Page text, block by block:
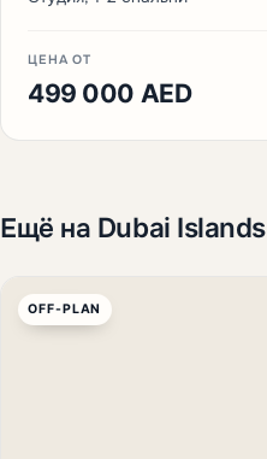
ЦЕНА ОТ
499 000 AED
Ещё на Dubai Islands
OFF-PLAN